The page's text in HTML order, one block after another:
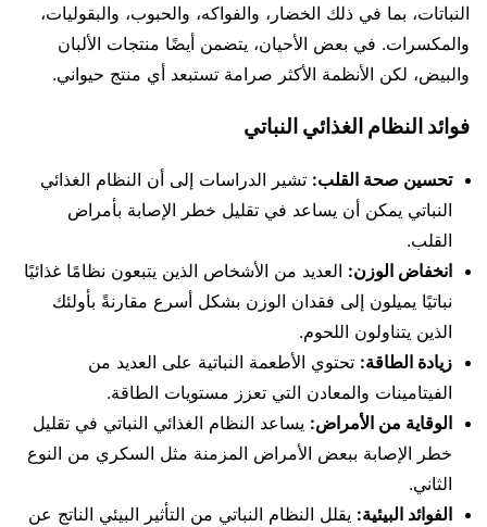
النباتات، بما في ذلك الخضار، والفواكه، والحبوب، والبقوليات،
والمكسرات. في بعض الأحيان، يتضمن أيضًا منتجات الألبان
والبيض، لكن الأنظمة الأكثر صرامة تستبعد أي منتج حيواني.
فوائد النظام الغذائي النباتي
تحسين صحة القلب: تشير الدراسات إلى أن النظام الغذائي
النباتي يمكن أن يساعد في تقليل خطر الإصابة بأمراض
القلب.
انخفاض الوزن: العديد من الأشخاص الذين يتبعون نظامًا غذائيًا
نباتيًا يميلون إلى فقدان الوزن بشكل أسرع مقارنةً بأولئك
الذين يتناولون اللحوم.
زيادة الطاقة: تحتوي الأطعمة النباتية على العديد من
الفيتامينات والمعادن التي تعزز مستويات الطاقة.
الوقاية من الأمراض: يساعد النظام الغذائي النباتي في تقليل
خطر الإصابة ببعض الأمراض المزمنة مثل السكري من النوع
الثاني.
الفوائد البيئية: يقلل النظام النباتي من التأثير البيئي الناتج عن